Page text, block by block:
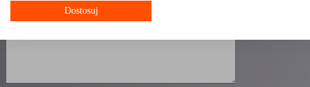
Dostosuj